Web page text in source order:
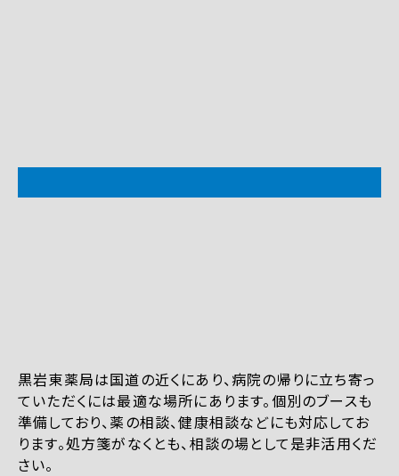
黒岩東薬局は国道の近くにあり、病院の帰りに立ち寄っ
ていただくには最適な場所にあります。個別のブースも
準備しており、薬の相談、健康相談などにも対応してお
ります。処方箋がなくとも、相談の場として是非活用くだ
さい。